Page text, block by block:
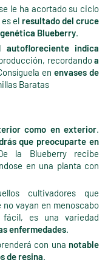
le ha acortado su ciclo
el resultado del cruce
Blueberry.
autofloreciente indica
recordandoa
en envases de
Baratas
como en exterior.
que preocuparte en
la Blueberry recibe
en una planta con
cultivadores que
no vayan en menoscabo
es una variedad
enfermedades.
con una notable
de resina.